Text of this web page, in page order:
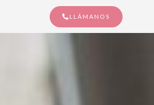
LLÁMANOS